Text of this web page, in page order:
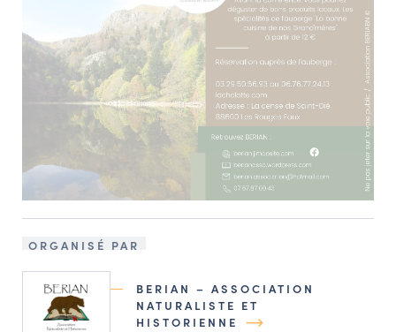
ORGANISÉ PAR
BERIAN – ASSOCIATION
NATURALISTE ET
HISTORIENNE